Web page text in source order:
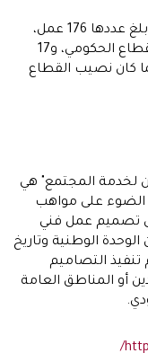
يذكر أن الجهات التي تنافست على الجائزة بلغ عددها 176 عمل،
منها 95 مشاركة للأفراد، و57 مشاركة للقطاع الحكومي، و17
كان نصيب القطاع
لخدمة المجتمع" هي
على مواهب
تصميم عمل فني
الوطنية وتاريخ
تنفيذ التصاميم
أو المناطق العامة